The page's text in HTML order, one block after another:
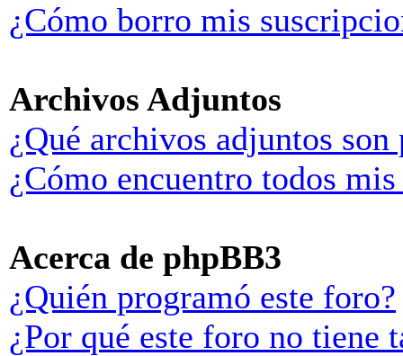
¿Cómo borro mis
Archivos Adjuntos
¿Qué archivos adjuntos
¿Cómo encuentro todos
Acerca de phpBB3
¿Quién programó este foro?
¿Por qué este foro no tiene